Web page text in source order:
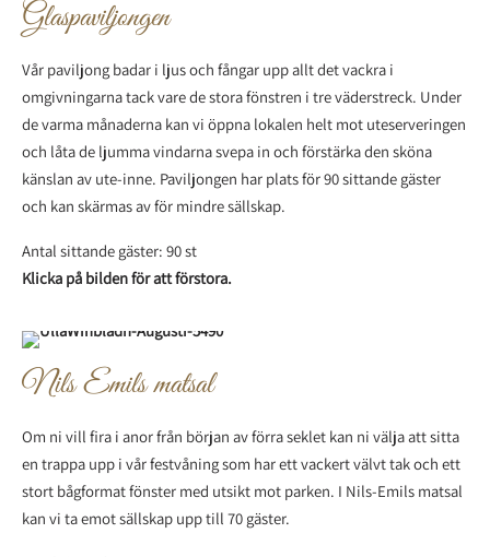
Glaspaviljongen
Vår paviljong badar i ljus och fångar upp allt det vackra i
omgivningarna tack vare de stora fönstren i tre väderstreck. Under
de varma månaderna kan vi öppna lokalen helt mot uteserveringen
och låta de ljumma vindarna svepa in och förstärka den sköna
känslan av ute-inne. Paviljongen har plats för 90 sittande gäster
och kan skärmas av för mindre sällskap.
Antal sittande gäster: 90 st
Klicka på bilden för att förstora.
Nils Emils matsal
Om ni vill fira i anor från början av förra seklet kan ni välja att sitta
en trappa upp i vår festvåning som har ett vackert välvt tak och ett
stort bågformat fönster med utsikt mot parken. I Nils-Emils matsal
kan vi ta emot sällskap upp till 70 gäster.